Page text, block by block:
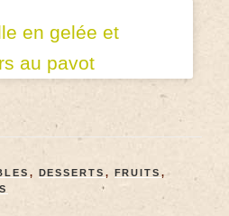
en gelée et
au pavot
, DESSERTS , FRUITS ,